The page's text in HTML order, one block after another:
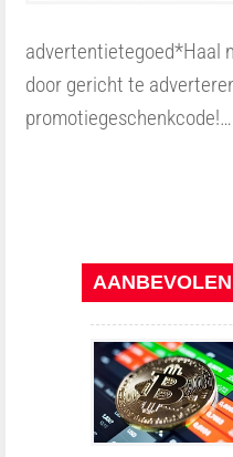
advertentietegoed*Haal
door gericht te
promotiegeschenkcode!…